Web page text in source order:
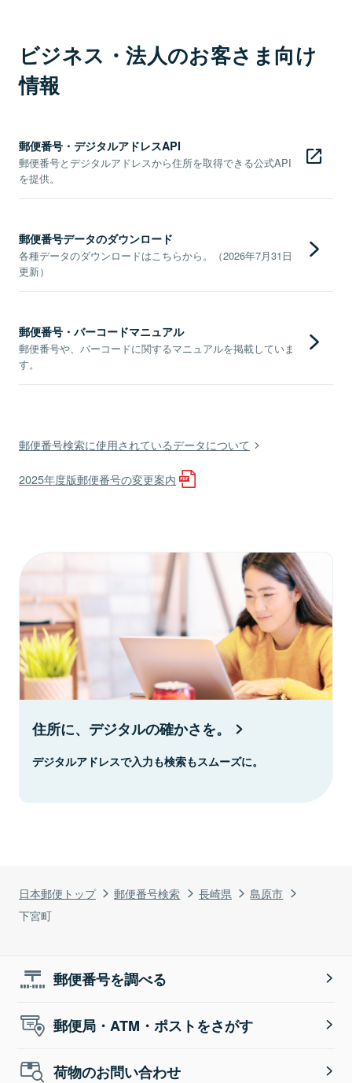
日本郵便トップ 郵便番号検索 長崎県
島原市
下宮町
ビジネス・法人のお客さま向け
情報
郵便番号・デジタルアドレスAPI
郵便番号とデジタルアドレスから住所を取得できる公式API
を提供。
郵便番号データのダウンロード
各種データのダウンロードはこちらから。（2026年7月31日
更新）
郵便番号・バーコードマニュアル
郵便番号や、バーコードに関するマニュアルを掲載していま
す。
郵便番号検索に使用されているデータについて
2025年度版郵便番号の変更案内
住所に、デジタルの確かさを。
デジタルアドレスで入力も検索もスムーズに。
郵便番号を調べる
郵便局・ATM・ポストをさがす
荷物のお問い合わせ